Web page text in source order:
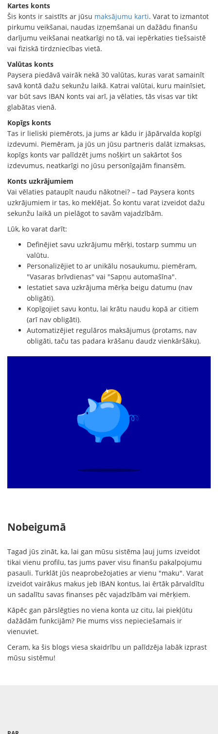
Kartes konts
Šis konts ir saistīts ar jūsu maksājumu karti. Varat to izmantot
pirkumu veikšanai, naudas izņemšanai un dažādu finanšu
darījumu veikšanai neatkarīgi no tā, vai iepērkaties tiešsaistē
vai fiziskā tirdzniecības vietā.
Valūtas konts
Paysera piedāvā vairāk nekā 30 valūtas, kuras varat samainīt
savā kontā dažu sekunžu laikā. Katrai valūtai, kuru mainīsiet,
var būt savs IBAN konts vai arī, ja vēlaties, tās visas var tikt
glabātas vienā.
Kopīgs konts
Tas ir lieliski piemērots, ja jums ar kādu ir jāpārvalda kopīgi
izdevumi. Piemēram, ja jūs un jūsu partneris dalāt izmaksas,
kopīgs konts var palīdzēt jums nošķirt un sakārtot šos
izdevumus, neatkarīgi no jūsu personīgajām finansēm.
Konts uzkrājumiem
Vai vēlaties pataupīt naudu nākotnei? – tad Paysera konts
uzkrājumiem ir tas, ko meklējat. Šo kontu varat izveidot dažu
sekunžu laikā un pielāgot to savām vajadzībām.
Lūk, ko varat darīt:
Definējiet savu uzkrājumu mērķi, tostarp summu un
valūtu.
Personalizējiet to ar unikālu nosaukumu, piemēram,
"Vasaras brīvdienas" vai "Sapņu automašīna".
Iestatiet sava uzkrājuma mērķa beigu datumu (nav
obligāti).
Kopīgojiet savu kontu, lai krātu naudu kopā ar citiem
(arī nav obligāti).
Automatizējiet regulāros maksājumus (protams, nav
obligāti, taču tas padara krāšanu daudz vienkāršāku).
Nobeigumā
Tagad jūs zināt, ka, lai gan mūsu sistēma ļauj jums izveidot
tikai vienu profilu, tas jums paver visu finanšu pakalpojumu
pasauli. Turklāt jūs neaprobežojaties ar vienu "maku". Varat
izveidot vairākus makus jeb IBAN kontus, lai ērtāk pārvaldītu
un sadalītu savas finanses pēc vajadzībām vai mērķiem.
Kāpēc gan pārslēgties no viena konta uz citu, lai piekļūtu
dažādām funkcijām? Pie mums viss nepieciešamais ir
vienuviet.
Ceram, ka šis blogs viesa skaidrību un palīdzēja labāk izprast
mūsu sistēmu!